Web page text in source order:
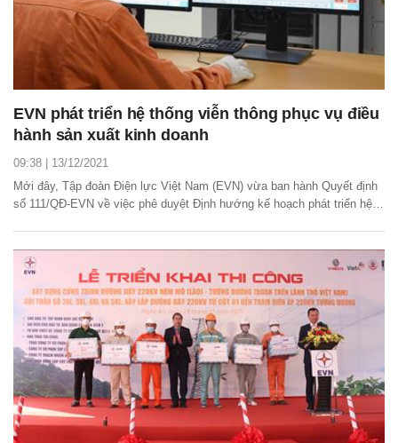
EVN phát triển hệ thống viễn thông phục vụ điều
hành sản xuất kinh doanh
09:38 | 13/12/2021
Mới đây, Tập đoàn Điện lực Việt Nam (EVN) vừa ban hành Quyết định
số 111/QĐ-EVN về việc phê duyệt Định hướng kế hoạch phát triển hệ